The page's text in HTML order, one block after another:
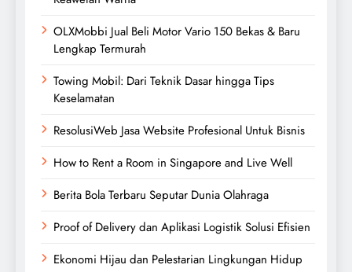
OLXMobbi Jual Beli Motor Vario 150 Bekas & Baru
Lengkap Termurah
Towing Mobil: Dari Teknik Dasar hingga Tips
Keselamatan
ResolusiWeb Jasa Website Profesional Untuk Bisnis
How to Rent a Room in Singapore and Live Well
Berita Bola Terbaru Seputar Dunia Olahraga
Proof of Delivery dan Aplikasi Logistik Solusi Efisien
Ekonomi Hijau dan Pelestarian Lingkungan Hidup